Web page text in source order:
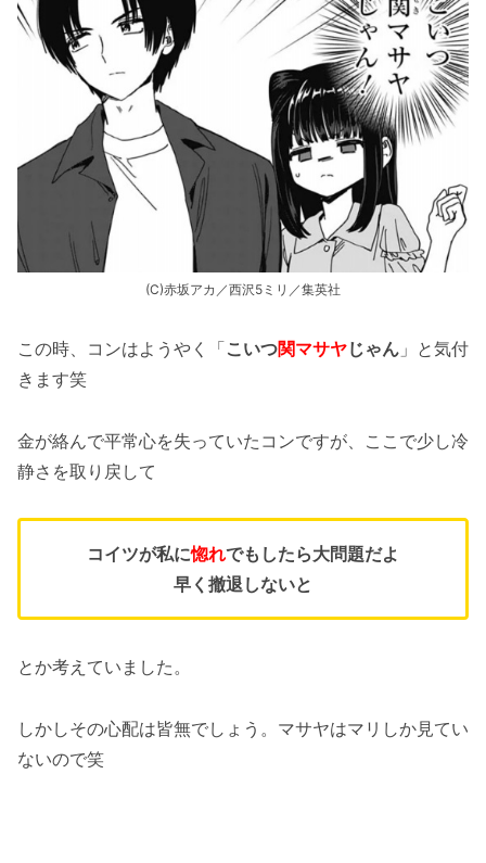
(C)赤坂アカ／西沢5ミリ／集英社
この時、コンはようやく「こいつ関マサヤじゃん 」と気付
きます笑
金が絡んで平常心を失っていたコンですが、ここで少し冷
静さを取り戻して
コイツが私に惚れでもしたら大問題だよ
早く撤退しないと
とか考えていました。
しかしその心配は皆無でしょう。マサヤはマリしか見てい
ないので笑